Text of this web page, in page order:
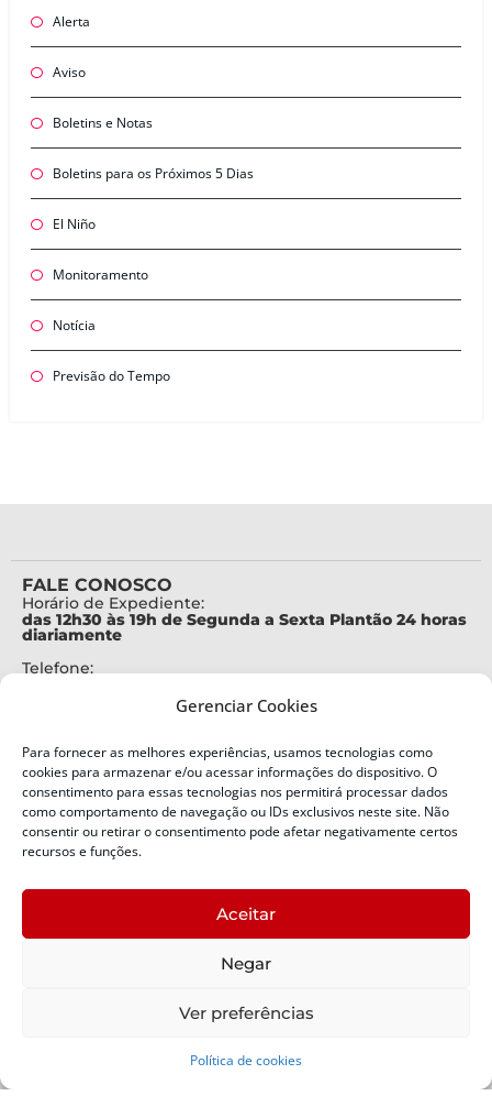
Gerenciar Cookies
Para fornecer as melhores experiências, usamos tecnologias como
cookies para armazenar e/ou acessar informações do dispositivo. O
consentimento para essas tecnologias nos permitirá processar dados
como comportamento de navegação ou IDs exclusivos neste site. Não
consentir ou retirar o consentimento pode afetar negativamente certos
recursos e funções.
Aceitar
Negar
Ver preferências
Política de cookies
Alerta
Aviso
Boletins e Notas
Boletins para os Próximos 5 Dias
El Niño
Monitoramento
Notícia
Previsão do Tempo
FALE CONOSCO
Horário de Expediente:
das 12h30 às 19h de Segunda a Sexta Plantão 24 horas
diariamente
Telefone:
Alertas Defesa Civil:
SMS 40199
ENDEREÇO
Defesa Civil do Estado de Santa Catarina
Capoeiras, Florianópolis, SC
Política de Privacidade